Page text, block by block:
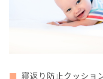
寝返り防止クッショ